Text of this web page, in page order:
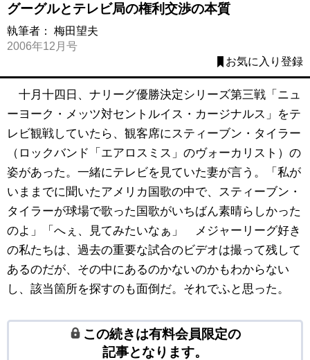
グーグルとテレビ局の権利交渉の本質
執筆者： 梅田望夫
2006年12月号
お気に入り登録
十月十四日、ナリーグ優勝決定シリーズ第三戦「ニュ
ーヨーク・メッツ対セントルイス・カージナルス」をテ
レビ観戦していたら、観客席にスティーブン・タイラー
（ロックバンド「エアロスミス」のヴォーカリスト）の
姿があった。一緒にテレビを見ていた妻が言う。「私が
いままでに聞いたアメリカ国歌の中で、スティーブン・
タイラーが球場で歌った国歌がいちばん素晴らしかった
のよ」「へぇ、見てみたいなぁ」 メジャーリーグ好き
の私たちは、過去の重要な試合のビデオは撮って残して
あるのだが、その中にあるのかないのかもわからない
し、該当箇所を探すのも面倒だ。それでふと思った。
この続きは有料会員限定の
記事となります。